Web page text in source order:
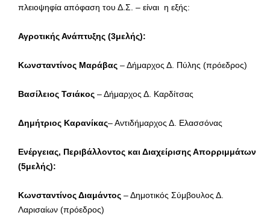
πλειοψηφία απόφαση του Δ.Σ. – είναι η εξής:
Αγροτικής Ανάπτυξης (3μελής):
Κωνσταντίνος Μαράβας – Δήμαρχος Δ. Πύλης (πρόεδρος)
Βασίλειος Τσιάκος – Δήμαρχος Δ. Καρδίτσας
Δημήτριος Καρανίκας– Αντιδήμαρχος Δ. Ελασσόνας
Ενέργειας, Περιβάλλοντος και Διαχείρισης Απορριμμάτων
(5μελής):
Κωνσταντίνος Διαμάντος – Δημοτικός Σύμβουλος Δ.
Λαρισαίων (πρόεδρος)